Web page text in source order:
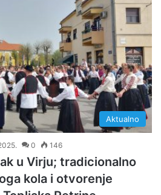
Aktualno
0 146
u Virju; tradicionalno
kola i otvorenje